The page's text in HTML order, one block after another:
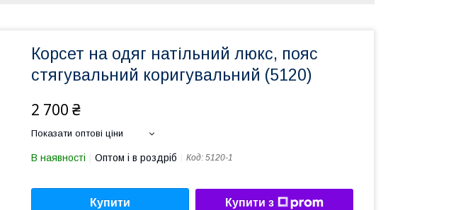
Корсет на одяг натільний люкс, пояс
стягувальний коригувальний (5120)
2 700 ₴
Показати оптові ціни
В наявності Оптом і в роздріб Код: 5120-1
Купити Купити з